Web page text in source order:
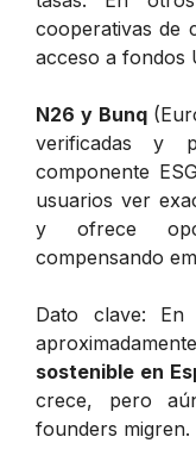
cooperativas de
acceso a fondos
N26 y Bunq
verificadas y
componente
usuarios ver
y ofrece
compensando
Dato clave: En
sostenible en
crece, pero
founders migren.